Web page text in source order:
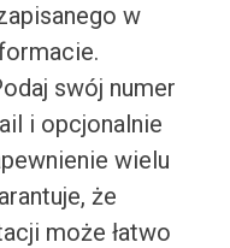
w
swój numer
i opcjonalnie
wielu
że
może łatwo